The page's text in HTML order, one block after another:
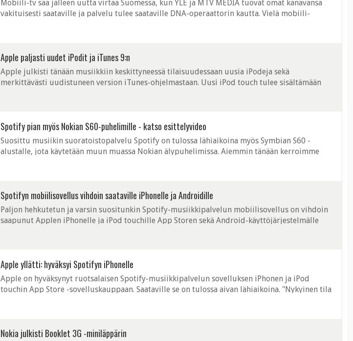
Mobiili-tv saa jälleen uutta virtaa Suomessa, kun YLE ja MTV MEDIA tuovat omat kanavansa
vakituisesti saataville ja palvelu tulee saataville DNA-operaattorin kautta. Vielä mobiili-
Apple paljasti uudet iPodit ja iTunes 9:n
Apple julkisti tänään musiikkiin keskittyneessä tilaisuudessaan uusia iPodeja sekä
merkittävästi uudistuneen version iTunes-ohjelmastaan. Uusi iPod touch tulee sisältämään
Spotify pian myös Nokian S60-puhelimille - katso esittelyvideo
Suosittu musiikin suoratoistopalvelu Spotify on tulossa lähiaikoina myös Symbian S60 -
alustalle, jota käytetään muun muassa Nokian älypuhelimissa. Aiemmin tänään kerroimme
Spotifyn mobiilisovellus vihdoin saataville iPhonelle ja Androidille
Paljon hehkutetun ja varsin suositunkin Spotify-musiikkipalvelun mobiilisovellus on vihdoin
saapunut Applen iPhonelle ja iPod touchille App Storen sekä Android-käyttöjärjestelmälle
Apple yllätti: hyväksyi Spotifyn iPhonelle
Apple on hyväksynyt ruotsalaisen Spotify-musiikkipalvelun sovelluksen iPhonen ja iPod
touchin App Store -sovelluskauppaan. Saataville se on tulossa aivan lähiaikoina. "Nykyinen tila
Nokia julkisti Booklet 3G -miniläppärin